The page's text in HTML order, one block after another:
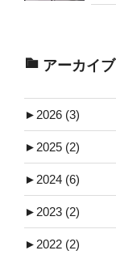
アーカイブ
► 2026 (3)
► 2025 (2)
► 2024 (6)
► 2023 (2)
► 2022 (2)